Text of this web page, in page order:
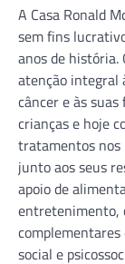
A Casa Ronald
sem fins
anos de história.
atenção integral
câncer e às
crianças e hoje
tratamentos nos
junto aos seus
apoio de
entretenimento,
social e